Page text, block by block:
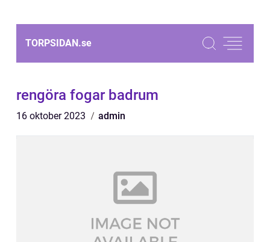
TORPSIDAN.se
rengöra fogar badrum
16 oktober 2023 admin